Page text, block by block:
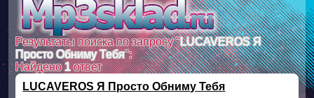
Результаты поиска по запросу " LUCAVEROS Я
Просто Обниму Тебя":
Найдено1ответ
LUCAVEROS Я Просто Обниму Тебя